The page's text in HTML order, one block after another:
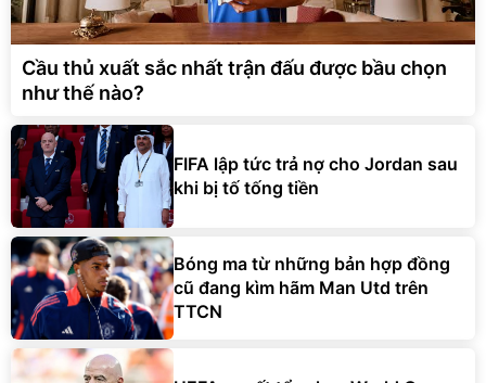
Cầu thủ xuất sắc nhất trận đấu được bầu chọn
như thế nào?
FIFA lập tức trả nợ cho Jordan sau
khi bị tố tống tiền
Bóng ma từ những bản hợp đồng
cũ đang kìm hãm Man Utd trên
TTCN